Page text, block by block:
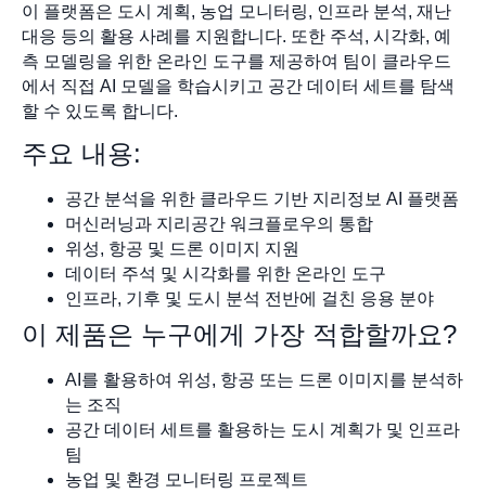
이 플랫폼은 도시 계획, 농업 모니터링, 인프라 분석, 재난
대응 등의 활용 사례를 지원합니다. 또한 주석, 시각화, 예
측 모델링을 위한 온라인 도구를 제공하여 팀이 클라우드
에서 직접 AI 모델을 학습시키고 공간 데이터 세트를 탐색
할 수 있도록 합니다.
주요 내용:
공간 분석을 위한 클라우드 기반 지리정보 AI 플랫폼
머신러닝과 지리공간 워크플로우의 통합
위성, 항공 및 드론 이미지 지원
데이터 주석 및 시각화를 위한 온라인 도구
인프라, 기후 및 도시 분석 전반에 걸친 응용 분야
이 제품은 누구에게 가장 적합할까요?
AI를 활용하여 위성, 항공 또는 드론 이미지를 분석하
는 조직
공간 데이터 세트를 활용하는 도시 계획가 및 인프라
팀
농업 및 환경 모니터링 프로젝트